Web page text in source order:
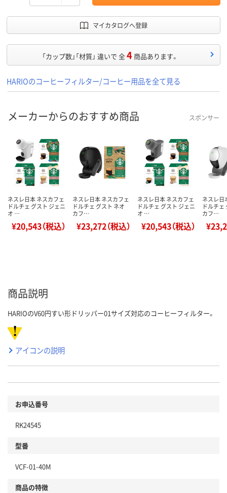
マイカタログへ登録
「カップ数」「材質」 違いで 全4 商品あります。
HARIOのコーヒーフィルター/コーヒー用品を全て見る
メーカーからのおすすめ商品 スポンサー
ネスレ日本 ネスカフェ
ドルチェ グスト ジェニ
オ …
¥20,543（税込）
ネスレ日本 ネスカフェ
ドルチェ グスト ネオ
カフ…
¥23,272（税込）
ネスレ日本 ネスカフェ
ドルチェ グスト ジェニ
オ …
¥20,543（税込）
ネスレ日
ドルチェ
カフ…
商品説明
HARIOのV60円すい形ドリッパー01サイズ対応のコーヒーフィルター。
アイコンの説明
お申込番号
RK24545
型番
VCF-01-40M
商品の特徴